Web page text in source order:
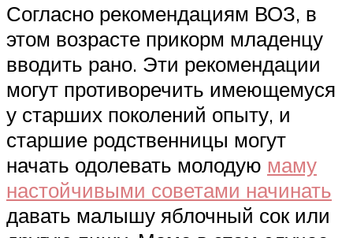
Согласно рекомендациям ВОЗ, в
этом возрасте прикорм младенцу
вводить рано. Эти рекомендации
могут противоречить имеющемуся
у старших поколений опыту, и
старшие родственницы могут
начать одолевать молодую маму
настойчивыми советами начинать
давать малышу яблочный сок или